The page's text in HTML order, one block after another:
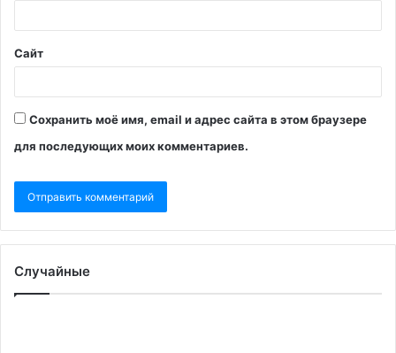
Сайт
Сохранить моё имя, email и адрес сайта в этом браузере
для последующих моих комментариев.
Случайные